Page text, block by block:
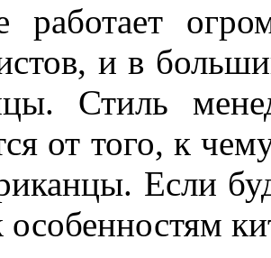
и в
Стиль
от того, к
Если
особенностям